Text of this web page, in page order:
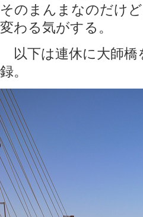
そのまんまなのだけ
変わる気がする。
以下は連休に大師橋
録。